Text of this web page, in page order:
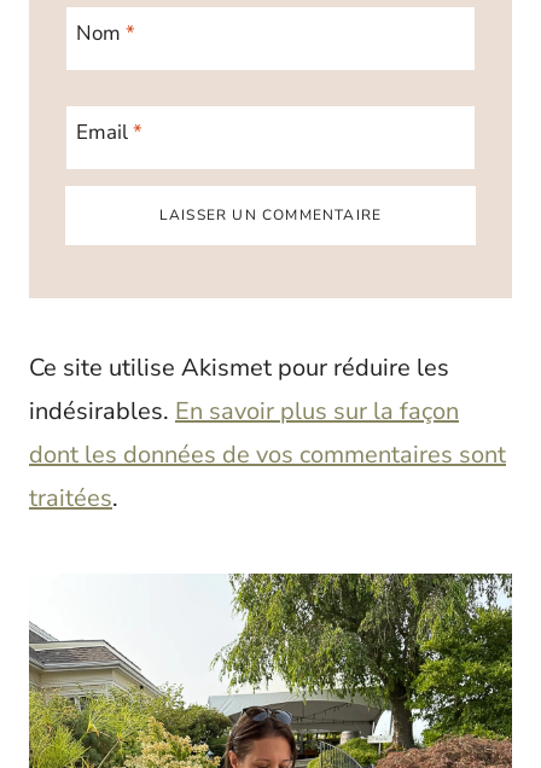
Nom *
Email*
Ce site utilise Akismet pour réduire les
indésirables. En savoir plus sur la façon
dont les données de vos commentaires sont
traitées.